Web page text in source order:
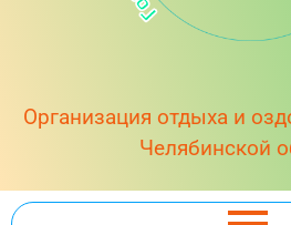
Организация отдыха и
Челябинской